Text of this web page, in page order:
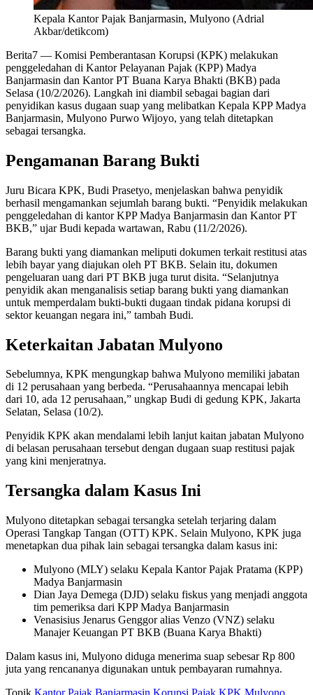
Kepala Kantor Pajak Banjarmasin, Mulyono (Adrial
Akbar/detikcom)
Berita7 — Komisi Pemberantasan Korupsi (KPK) melakukan
penggeledahan di Kantor Pelayanan Pajak (KPP) Madya
Banjarmasin dan Kantor PT Buana Karya Bhakti (BKB) pada
Selasa (10/2/2026). Langkah ini diambil sebagai bagian dari
penyidikan kasus dugaan suap yang melibatkan Kepala KPP Madya
Banjarmasin, Mulyono Purwo Wijoyo, yang telah ditetapkan
sebagai tersangka.
Pengamanan Barang Bukti
Juru Bicara KPK, Budi Prasetyo, menjelaskan bahwa penyidik
berhasil mengamankan sejumlah barang bukti. “Penyidik melakukan
penggeledahan di kantor KPP Madya Banjarmasin dan Kantor PT
BKB,” ujar Budi kepada wartawan, Rabu (11/2/2026).
Barang bukti yang diamankan meliputi dokumen terkait restitusi atas
lebih bayar yang diajukan oleh PT BKB. Selain itu, dokumen
pengeluaran uang dari PT BKB juga turut disita. “Selanjutnya
penyidik akan menganalisis setiap barang bukti yang diamankan
untuk memperdalam bukti-bukti dugaan tindak pidana korupsi di
sektor keuangan negara ini,” tambah Budi.
Keterkaitan Jabatan Mulyono
Sebelumnya, KPK mengungkap bahwa Mulyono memiliki jabatan
di 12 perusahaan yang berbeda. “Perusahaannya mencapai lebih
dari 10, ada 12 perusahaan,” ungkap Budi di gedung KPK, Jakarta
Selatan, Selasa (10/2).
Penyidik KPK akan mendalami lebih lanjut kaitan jabatan Mulyono
di belasan perusahaan tersebut dengan dugaan suap restitusi pajak
yang kini menjeratnya.
Tersangka dalam Kasus Ini
Mulyono ditetapkan sebagai tersangka setelah terjaring dalam
Operasi Tangkap Tangan (OTT) KPK. Selain Mulyono, KPK juga
menetapkan dua pihak lain sebagai tersangka dalam kasus ini:
Mulyono (MLY) selaku Kepala Kantor Pajak Pratama (KPP)
Madya Banjarmasin
Dian Jaya Demega (DJD) selaku fiskus yang menjadi anggota
tim pemeriksa dari KPP Madya Banjarmasin
Venasisius Jenarus Genggor alias Venzo (VNZ) selaku
Manajer Keuangan PT BKB (Buana Karya Bhakti)
Dalam kasus ini, Mulyono diduga menerima suap sebesar Rp 800
juta yang rencananya digunakan untuk pembayaran rumahnya.